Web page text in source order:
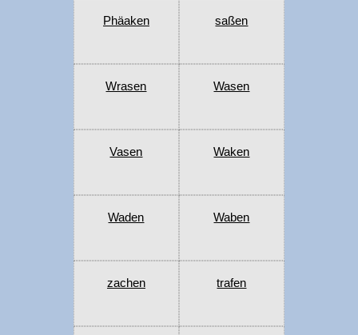
Phäaken saßen
Wrasen Wasen
Vasen Waken
Waden Waben
zachen trafen